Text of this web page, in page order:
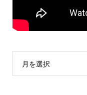
月を選択